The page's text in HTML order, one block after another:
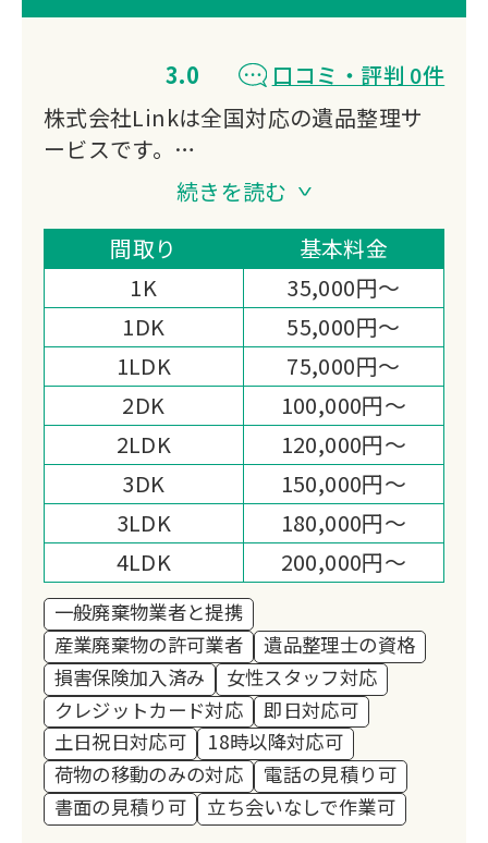
3.0
口コミ・評判 0件
株式会社Linkは全国対応の遺品整理サ
ービスです。
遺品整理・生前整理・特殊清掃・ゴミ屋
敷片付け・不用品回収など幅広く対応。
遺品整理士在籍で買取も同時に行い、業
界最安値に挑戦中です。
続きを読む
間取り
基本料金
1K
35,000円～
1DK
55,000円～
1LDK
75,000円～
2DK
100,000円～
2LDK
120,000円～
3DK
150,000円～
3LDK
180,000円～
4LDK
200,000円～
一般廃棄物業者と提携
産業廃棄物の許可業者
遺品整理士の資格
損害保険加入済み
女性スタッフ対応
クレジットカード対応
即日対応可
土日祝日対応可
18時以降対応可
荷物の移動のみの対応
電話の見積り可
書面の見積り可
立ち会いなしで作業可